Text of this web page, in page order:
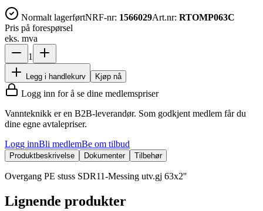
Normalt lagerførtNRF-nr: 1566029Art.nr: RTOMP063C
Pris på forespørsel
eks. mva
1
Legg i handlekurv Kjøp nå
Logg inn for å se dine medlemspriser
Vannteknikk er en B2B-leverandør. Som godkjent medlem får du
dine egne avtalepriser.
Logg innBli medlemBe om tilbud
Produktbeskrivelse Dokumenter Tilbehør
Overgang PE stuss SDR11-Messing utv.gj 63x2''
Lignende produkter